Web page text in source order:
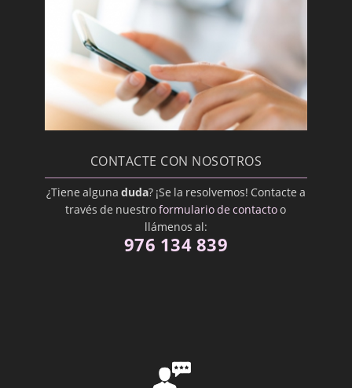
Maligno
Maloclusión
Membrana Mucosa
Mucosa Oral
Odontopediatra
Oseointegración
Osteoplastía
CONTACTE CON NOSOTROS
¿Tiene alguna duda? ¡Se la resolvemos! Contacte a
través de nuestroformulario de contactoo
llámenos al:
976 134 839